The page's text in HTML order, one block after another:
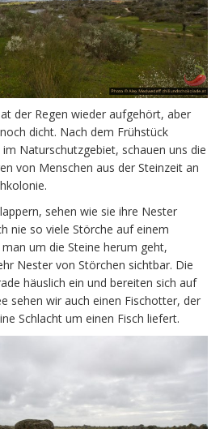
der Regen wieder aufgehört, aber
dicht. Nach dem Frühstück
Naturschutzgebiet, schauen uns die
von Menschen aus der Steinzeit an
sehen wie sie ihre Nester
nie so viele Störche auf einem
um die Steine herum geht,
Nester von Störchen sichtbar. Die
häuslich ein und bereiten sich auf
sehen wir auch einen Fischotter, der
Schlacht um einen Fisch liefert.